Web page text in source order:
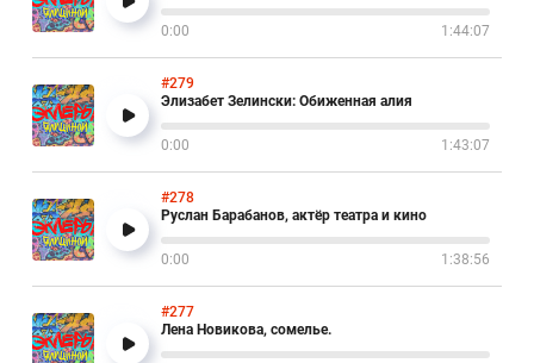
0:00 1:44:07
#279
Элизабет Зелински: Обиженная алия
0:00 1:43:07
#278
Руслан Барабанов, актёр театра и кино
0:00 1:38:56
#277
Лена Новикова, сомелье.